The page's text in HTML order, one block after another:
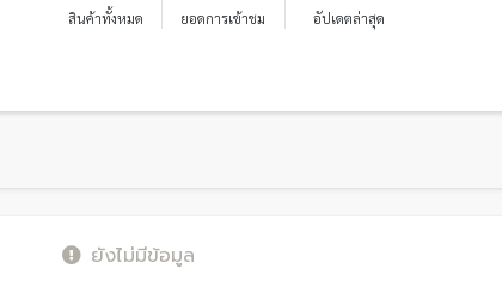
สินค้าทั้งหมด ยอดการเข้าชม อัปเดตล่าสุด
ยังไม่มีข้อมูล